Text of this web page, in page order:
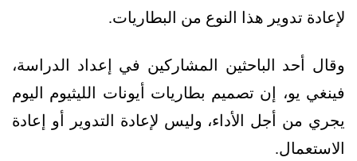
لإعادة تدوير هذا النوع من البطاريات.
وقال أحد الباحثين المشاركين في إعداد الدراسة،
فينغي يو، إن تصميم بطاريات أيونات الليثيوم اليوم
يجري من أجل الأداء، وليس لإعادة التدوير أو إعادة
الاستعمال.